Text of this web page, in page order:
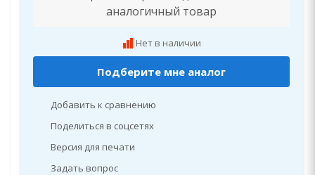
аналогичный товар
Нет в наличии
Подберите мне аналог
Добавить к сравнению
Поделиться в соцсетях
Версия для печати
Задать вопрос